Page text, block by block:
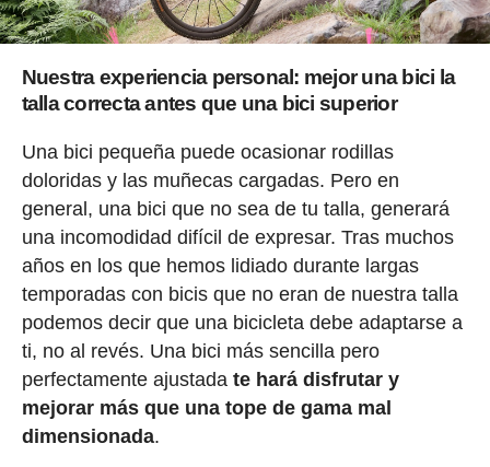
Nuestra experiencia personal: mejor una bici la
talla correcta antes que una bici superior
Una bici pequeña puede ocasionar rodillas
doloridas y las muñecas cargadas. Pero en
general, una bici que no sea de tu talla, generará
una incomodidad difícil de expresar. Tras muchos
años en los que hemos lidiado durante largas
temporadas con bicis que no eran de nuestra talla
podemos decir que una bicicleta debe adaptarse a
ti, no al revés. Una bici más sencilla pero
perfectamente ajustada te hará disfrutar y
mejorar más que una tope de gama mal
dimensionada.